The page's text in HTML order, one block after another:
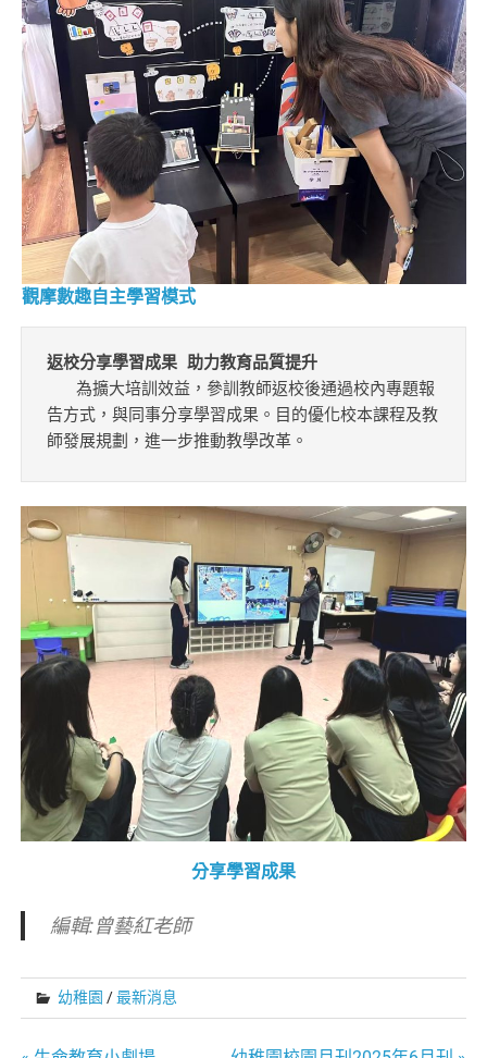
觀摩數趣自主學習模式
返校分享學習成果 助力教育品質提升
告方式，與同事分享學習成果。目的優化校本課程及教
師發展規劃，進一步推動教學改革。
分享學習成果
編輯:曾藝紅老師
幼稚園 /最新消息